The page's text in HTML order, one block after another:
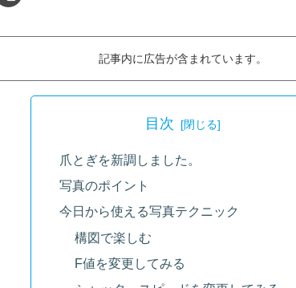
記事内に広告が含まれています。
目次
爪とぎを新調しました。
写真のポイント
今日から使える写真テクニック
構図で楽しむ
F値を変更してみる